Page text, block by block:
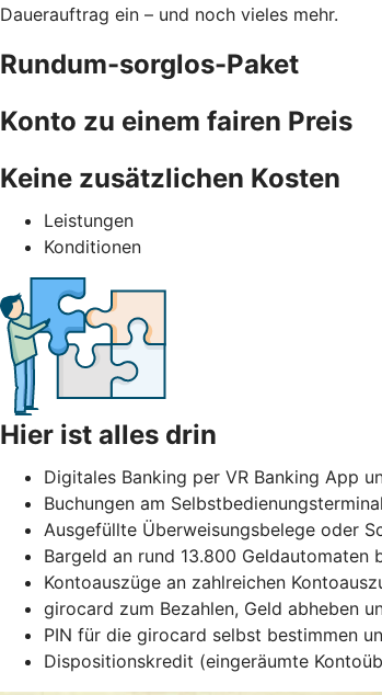
Dauerauftrag ein – und noch vieles mehr.
Rundum-sorglos-Paket
Konto zu einem fairen Preis
Keine zusätzlichen Kosten
Leistungen
Konditionen
Hier ist alles drin
Digitales Banking per VR Banking App
Buchungen am Selbstbedienungsterminal
Ausgefüllte Überweisungsbelege oder
Bargeld an rund 13.800 Geldautomaten
Kontoauszüge an zahlreichen
girocard zum Bezahlen, Geld abheben
PIN für die girocard selbst bestimmen
Dispositionskredit (eingeräumte